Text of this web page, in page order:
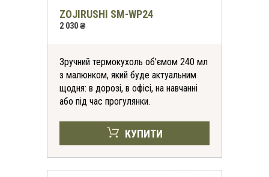
ZOJIRUSHI SM-WP24
2 030 ₴
Зручний термокухоль об'ємом 240 мл
з малюнком, який буде актуальним
щодня: в дорозі, в офісі, на навчанні
або під час прогулянки.
КУПИТИ